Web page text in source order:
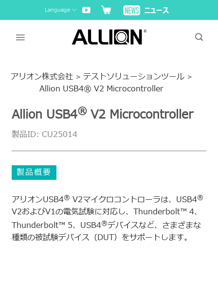
to
Language
アリオン株式会社> テストソリューションツール>
Allion USB4® V2 Microcontroller
Allion USB4® V2 Microcontroller
製品ID: CU25014
製品概要
アリオンUSB4® V2マイクロコントローラは、USB4®
V2およびV1の電気試験に対応し、Thunderbolt™ 4、
Thunderbolt™ 5、USB4®デバイスなど、さまざまな
種類の被試験デバイス（DUT）をサポートします。